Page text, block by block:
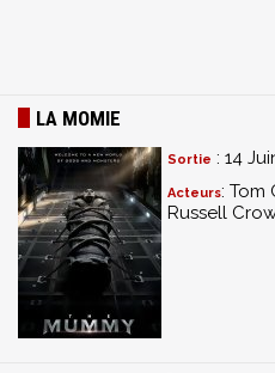
LA MOMIE
Sortie : 14
Acteurs: Tom
Russell